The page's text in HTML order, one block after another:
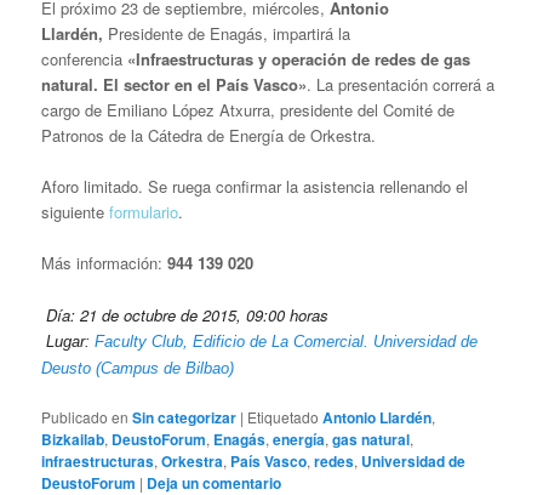
El próximo 23 de septiembre, miércoles,Antonio
Llardén, Presidente de Enagás, impartirá la
conferencia «Infraestructuras y operación de redes de gas
natural. El sector en el País Vasco». La presentación correrá a
cargo de Emiliano López Atxurra, presidente del Comité de
Patronos de la Cátedra de Energía de Orkestra.
Aforo limitado.Se ruega confirmar la asistencia rellenando el
siguienteformulario.
Más información:944 139 020
Día: 21 de octubre de 2015, 09:00 horas
Lugar:Faculty Club, Edificio de La Comercial. Universidad de
Deusto (Campus de Bilbao)
Publicado en Sin categorizar | Etiquetado Antonio Llardén,
Bizkailab, DeustoForum, Enagás,energía,gas natural,
infraestructuras,Orkestra, País Vasco,redes, Universidad de
DeustoForum | Deja un comentario